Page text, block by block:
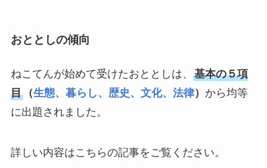
おととしの傾向
ねこてんが始めて受けたおととしは、 基本の５項
目（生態、暮らし、歴史、文化、法律） から均等
に出題されました。
詳しい内容はこちらの記事をご覧ください。